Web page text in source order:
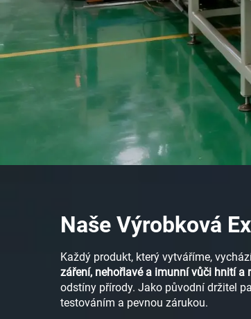
Naše Výrobková
Každý produkt, který vytváříme,
záření, nehořlavé a imunní vůči hnití a
odstíny přírody. Jako původní držitel
testováním a pevnou zárukou.